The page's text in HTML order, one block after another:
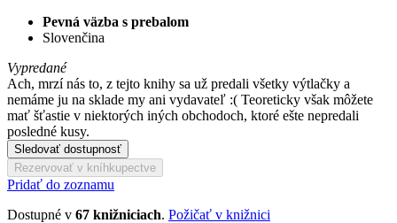
Pevná väzba s prebalom
Slovenčina
Vypredané
Ach, mrzí nás to, z tejto knihy sa už predali všetky výtlačky a
nemáme ju na sklade my ani vydavateľ :( Teoreticky však môžete
mať šťastie v niektorých iných obchodoch, ktoré ešte nepredali
posledné kusy.
Sledovať dostupnosť
Rezervovať v kníhkupectve
Pridať do zoznamu
Dostupné v 67 knižniciach. Požičať v knižnici